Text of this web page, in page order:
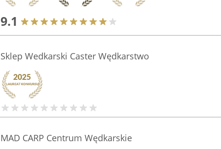
9.1
Sklep Wedkarski Caster Wędkarstwo
MAD CARP Centrum Wędkarskie